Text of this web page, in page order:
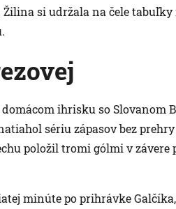
si udržala na čele
ihrisku so Slovanom
sériu zápasov bez
položil tromi gólmi v závere
minúte po prihrávke